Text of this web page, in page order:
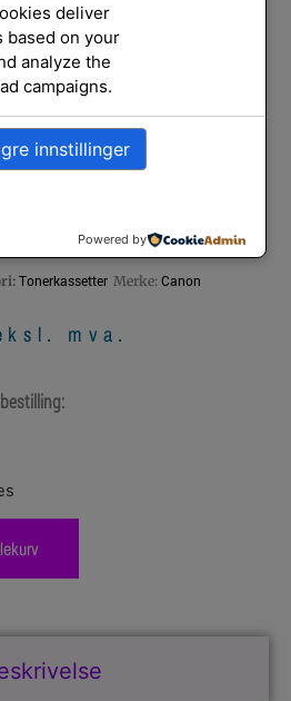
Tonerkassetter
Tonerkassetter Merke: Canon
mva.
deliver
based on your
analyze the
campaigns.
innstillinger
Powered by